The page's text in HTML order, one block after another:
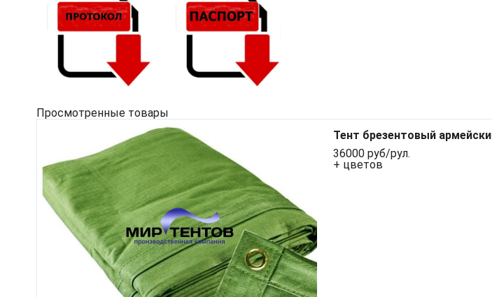
Просмотренные товары
Тент брезентовый
36000 руб/рул.
+ цветов